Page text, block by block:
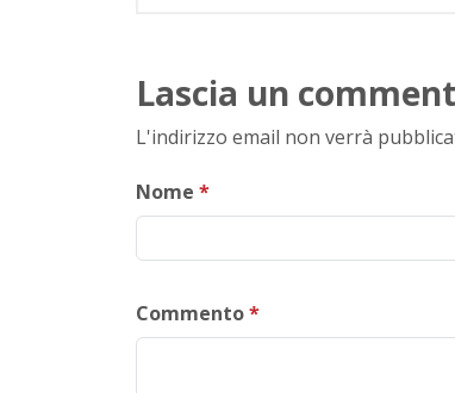
Lascia un
L'indirizzo email non verrà
Nome *
Commento*